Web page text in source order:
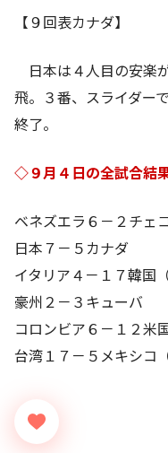
【９回表カナダ】
日本は４人目の安楽
飛。３番、スライダー
終了。
◇９月４日の全試合結
ベネズエラ６－２チェ
日本７－５カナダ
イタリア４－１７韓国
豪州２－３キューバ
コロンビア６－１２米
台湾１７－５メキシコ